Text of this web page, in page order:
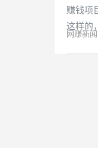
赚钱项
这样的
网赚新闻